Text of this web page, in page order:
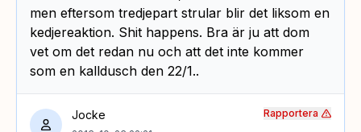
men eftersom tredjepart strular blir det liksom en
kedjereaktion. Shit happens. Bra är ju att dom
vet om det redan nu och att det inte kommer
som en kalldusch den 22/1..
Jocke Rapportera